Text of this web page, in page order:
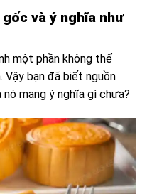
và ý nghĩa như
một phần không thể
Vậy bạn đã biết nguồn
mang ý nghĩa gì chưa?